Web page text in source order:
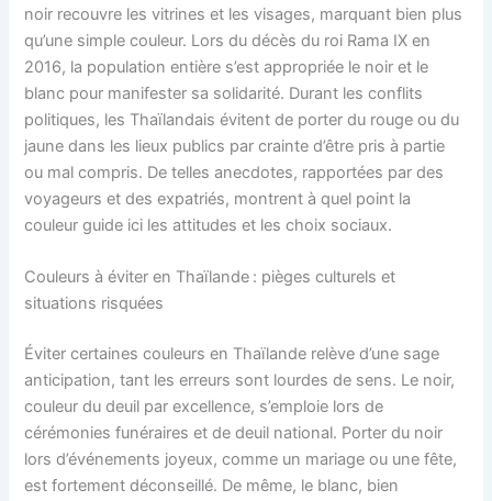
noir recouvre les vitrines et les visages, marquant bien plus
qu’une simple couleur. Lors du décès du roi Rama IX en
2016, la population entière s’est appropriée le noir et le
blanc pour manifester sa solidarité. Durant les conflits
politiques, les Thaïlandais évitent de porter du rouge ou du
jaune dans les lieux publics par crainte d’être pris à partie
ou mal compris. De telles anecdotes, rapportées par des
voyageurs et des expatriés, montrent à quel point la
couleur guide ici les attitudes et les choix sociaux.
Couleurs à éviter en Thaïlande : pièges culturels et
situations risquées
Éviter certaines couleurs en Thaïlande relève d’une sage
anticipation, tant les erreurs sont lourdes de sens. Le noir,
couleur du deuil par excellence, s’emploie lors de
cérémonies funéraires et de deuil national. Porter du noir
lors d’événements joyeux, comme un mariage ou une fête,
est fortement déconseillé. De même, le blanc, bien